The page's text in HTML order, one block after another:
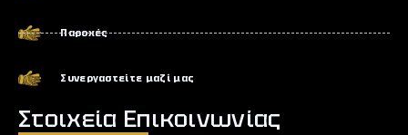
Παροχές
Συνεργαστείτε μαζί μας
Στοιχεία Επικοινωνίας